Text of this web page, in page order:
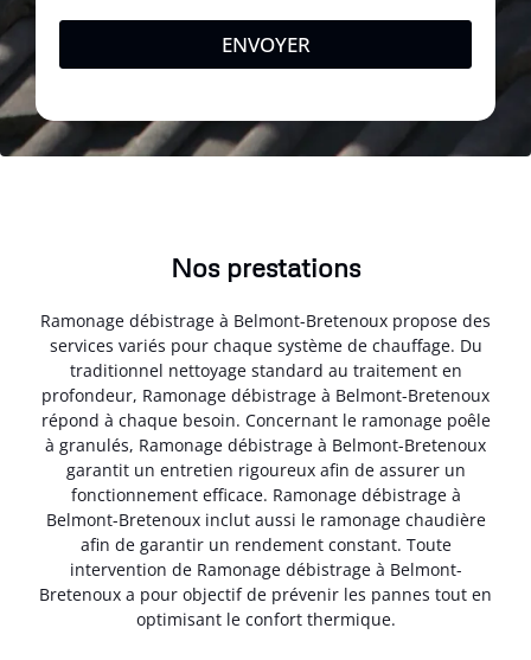
ENVOYER
Nos prestations
Ramonage débistrage à Belmont-Bretenoux propose des
services variés pour chaque système de chauffage. Du
traditionnel nettoyage standard au traitement en
profondeur, Ramonage débistrage à Belmont-Bretenoux
répond à chaque besoin. Concernant le ramonage poêle
à granulés, Ramonage débistrage à Belmont-Bretenoux
garantit un entretien rigoureux afin de assurer un
fonctionnement efficace. Ramonage débistrage à
Belmont-Bretenoux inclut aussi le ramonage chaudière
afin de garantir un rendement constant. Toute
intervention de Ramonage débistrage à Belmont-
Bretenoux a pour objectif de prévenir les pannes tout en
optimisant le confort thermique.